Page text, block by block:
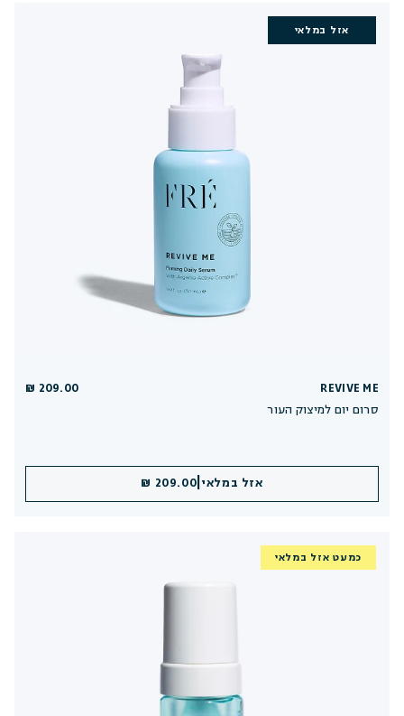
אזל במלאי
REVIVE ME
סרום יום למיצוק העור
209.00 ₪
אזל במלאי 209.00 ₪
כמעט אזל במלאי